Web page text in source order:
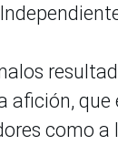
afición,
como a